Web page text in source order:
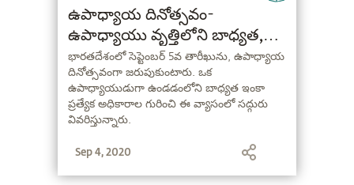
ఉపాధ్యాయ దినోత్సవం-
ఉపాధ్యాయు వృత్తిలోని బాధ్యత,
ప్రత్యేకత
భారతదేశంలో సెప్టెంబర్ 5వ తారీఖును, ఉపాధ్యాయ
దినోత్సవంగా జరుపుకుంటారు. ఒక
ఉపాధ్యాయుడుగా ఉండడంలోని బాధ్యత ఇంకా
ప్రత్యేక అధికారాల గురించి ఈ వ్యాసంలో సద్గురు
వివరిస్తున్నారు.
Sep 4, 2020